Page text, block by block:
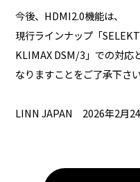
今後、HDMI2.0機能は、
現行ラインナップ「
KLIMAX DSM/3」での対応
なりますことをご了承下さ
LINN JAPAN 2026年2月